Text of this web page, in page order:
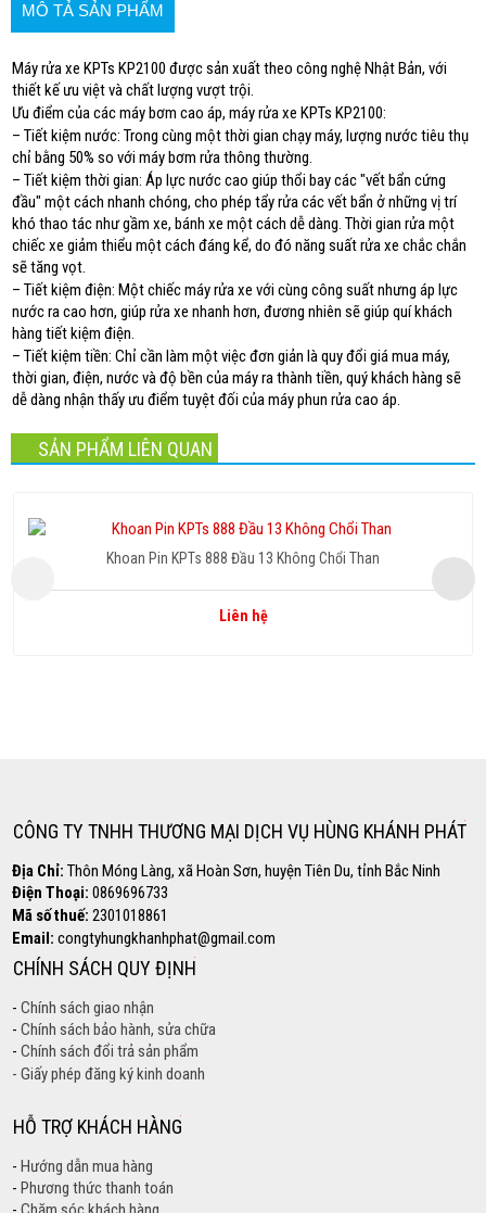
MÔ TẢ SẢN PHẨM
Máy rửa xe KPTs KP2100 được sản xuất theo công nghệ Nhật Bản, với
thiết kế ưu việt và chất lượng vượt trội.
Ưu điểm của các máy bơm cao áp, máy rửa xe KPTs KP2100:
– Tiết kiệm nước: Trong cùng một thời gian chạy máy, lượng nước tiêu thụ
chỉ bằng 50% so với máy bơm rửa thông thường.
– Tiết kiệm thời gian: Áp lực nước cao giúp thổi bay các "vết bẩn cứng
đầu" một cách nhanh chóng, cho phép tẩy rửa các vết bẩn ở những vị trí
khó thao tác như gầm xe, bánh xe một cách dễ dàng. Thời gian rửa một
chiếc xe giảm thiểu một cách đáng kể, do đó năng suất rửa xe chắc chắn
sẽ tăng vọt.
– Tiết kiệm điện: Một chiếc máy rửa xe với cùng công suất nhưng áp lực
nước ra cao hơn, giúp rửa xe nhanh hơn, đương nhiên sẽ giúp quí khách
hàng tiết kiệm điện.
– Tiết kiệm tiền: Chỉ cần làm một việc đơn giản là quy đổi giá mua máy,
thời gian, điện, nước và độ bền của máy ra thành tiền, quý khách hàng sẽ
dễ dàng nhận thấy ưu điểm tuyệt đối của máy phun rửa cao áp.
SẢN PHẨM LIÊN QUAN
Khoan Pin KPTs 888 Đầu 13 Không Chổi Than
Liên hệ
CÔNG TY TNHH THƯƠNG MẠI DỊCH VỤ HÙNG KHÁNH PHÁT
Địa Chỉ: Thôn Móng Làng, xã Hoàn Sơn, huyện Tiên Du, tỉnh Bắc Ninh
Điện Thoại: 0869696733
Mã số thuế: 2301018861
Email: congtyhungkhanhphat@gmail.com
CHÍNH SÁCH QUY ĐỊNH
- Chính sách giao nhận
- Chính sách bảo hành, sửa chữa
- Chính sách đổi trả sản phẩm
- Giấy phép đăng ký kinh doanh
HỖ TRỢ KHÁCH HÀNG
- Hướng dẫn mua hàng
- Phương thức thanh toán